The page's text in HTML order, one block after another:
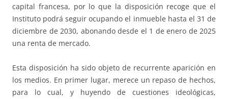
capital francesa, por lo que la disposición recoge que el
Instituto podrá seguir ocupando el inmueble hasta el 31 de
diciembre de 2030, abonando desde el 1 de enero de 2025
una renta de mercado.
Esta disposición ha sido objeto de recurrente aparición en
los medios. En primer lugar, merece un repaso de hechos,
para lo cual, y huyendo de cuestiones ideológicas,